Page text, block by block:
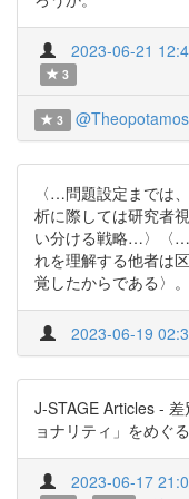
2023-06-21
3
3 @Theopotamos
〈…問題設定までは
析に際しては研究者
い分ける戦略…〉〈…
れを理解する他者は
覚したからである〉
2023-06-19
J-STAGE Articles -
ョナリティ」をめぐ
2023-06-17